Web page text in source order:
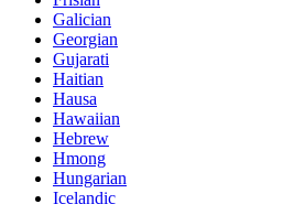
Galician
Georgian
Gujarati
Haitian
Hausa
Hawaiian
Hebrew
Hmong
Hungarian
Icelandic